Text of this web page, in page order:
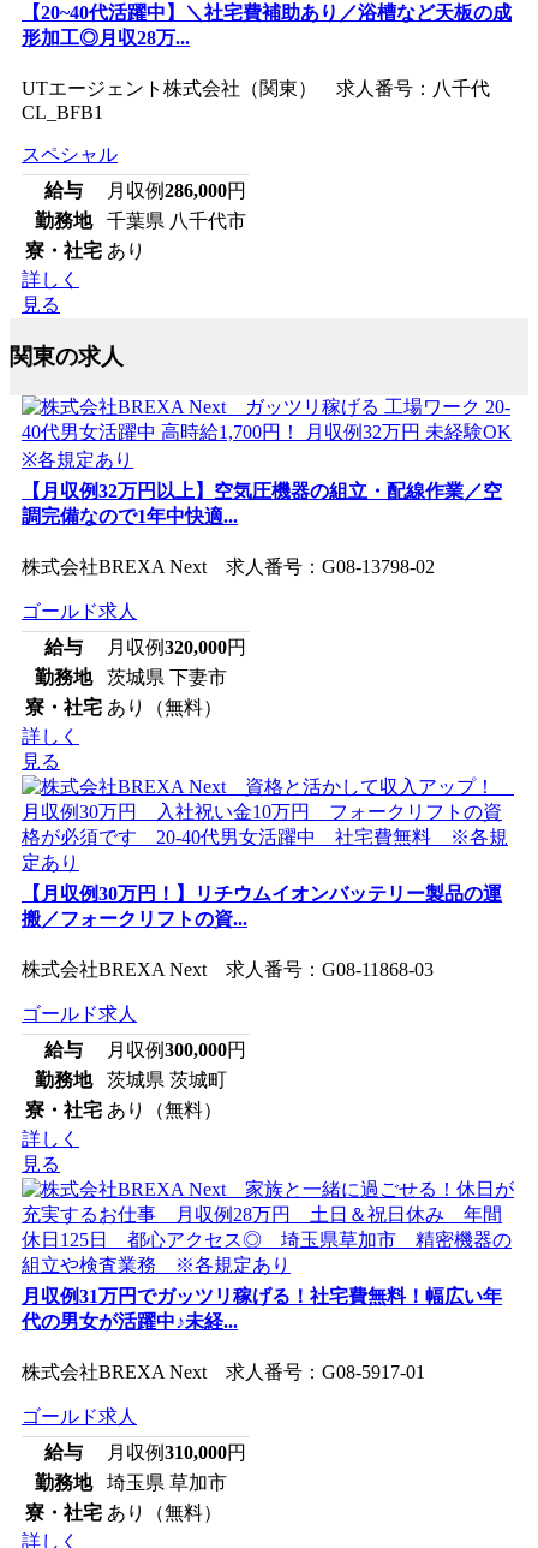
【20~40代活躍中】＼社宅費補助あり／浴槽など天板の成
形加工◎月収28万...
UTエージェント株式会社（関東） 求人番号：八千代
CL_BFB1
スペシャル
給与
月収例286,000円
勤務地
千葉県 八千代市
寮・社宅 あり
詳しく
見る
関東の求人
【月収例32万円以上】空気圧機器の組立・配線作業／空
調完備なので1年中快適...
株式会社BREXA Next 求人番号：G08-13798-02
ゴールド求人
給与
月収例320,000円
勤務地
茨城県 下妻市
寮・社宅 あり（無料）
詳しく
見る
【月収例30万円！】リチウムイオンバッテリー製品の運
搬／フォークリフトの資...
株式会社BREXA Next 求人番号：G08-11868-03
ゴールド求人
給与
月収例300,000円
勤務地
茨城県 茨城町
寮・社宅 あり（無料）
詳しく
見る
月収例31万円でガッツリ稼げる！社宅費無料！幅広い年
代の男女が活躍中♪未経...
株式会社BREXA Next 求人番号：G08-5917-01
ゴールド求人
給与
月収例310,000円
勤務地
埼玉県 草加市
寮・社宅 あり（無料）
詳しく